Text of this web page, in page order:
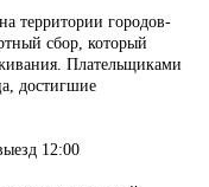
территории городов-
сбор, который
Плательщиками
достигшие
12:00